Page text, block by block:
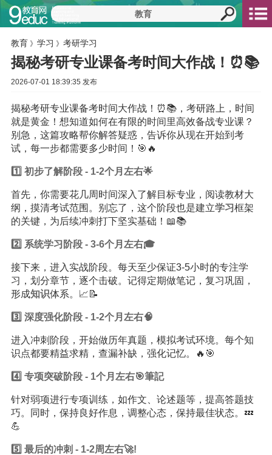
教育 》 学习 》 考研学习
揭秘考研专业课备考时间大作战！⏰📚
2026-07-01 18:39:35 发布
揭秘考研专业课备考时间大作战！⏰📚，考研路上，时间
就是黄金！想知道如何在有限的时间里高效备战专业课？
别急，这篇攻略帮你解答疑惑，告诉你从现在开始到考
试，每一步都需要多少时间！🎯🔥
1️⃣ 初步了解阶段 - 1-2个月左右🌟
首先，你需要花几周时间深入了解目标专业，阅读教材大
纲，摸清考试范围。别忘了，这个阶段也是建立学习框架
的关键，为后续冲刺打下坚实基础！📖📚
2️⃣ 系统学习阶段 - 3-6个月左右🎓
接下来，进入实战阶段。每天至少保证3-5小时的专注学
习，划分章节，逐个击破。记得定期做笔记，复习巩固，
形成知识体系。📈📝
3️⃣ 深度强化阶段 - 1-2个月左右🧠
进入冲刺阶段，开始做历年真题，模拟考试环境。每个知
识点都要精益求精，查漏补缺，强化记忆。🔥🎯
4️⃣ 专项突破阶段 - 1个月左右🎯筆記
针对弱项进行专项训练，如作文、论述题等，提高答题技
巧。同时，保持良好作息，调整心态，保持最佳状态。💤
💪
5️⃣ 最后的冲刺 - 1-2周左右🚀!